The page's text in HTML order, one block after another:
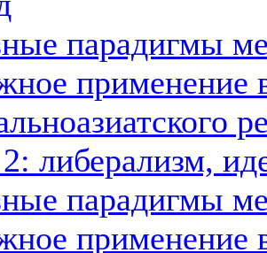
парадигмы
применение
либерализм,
парадигмы
применение